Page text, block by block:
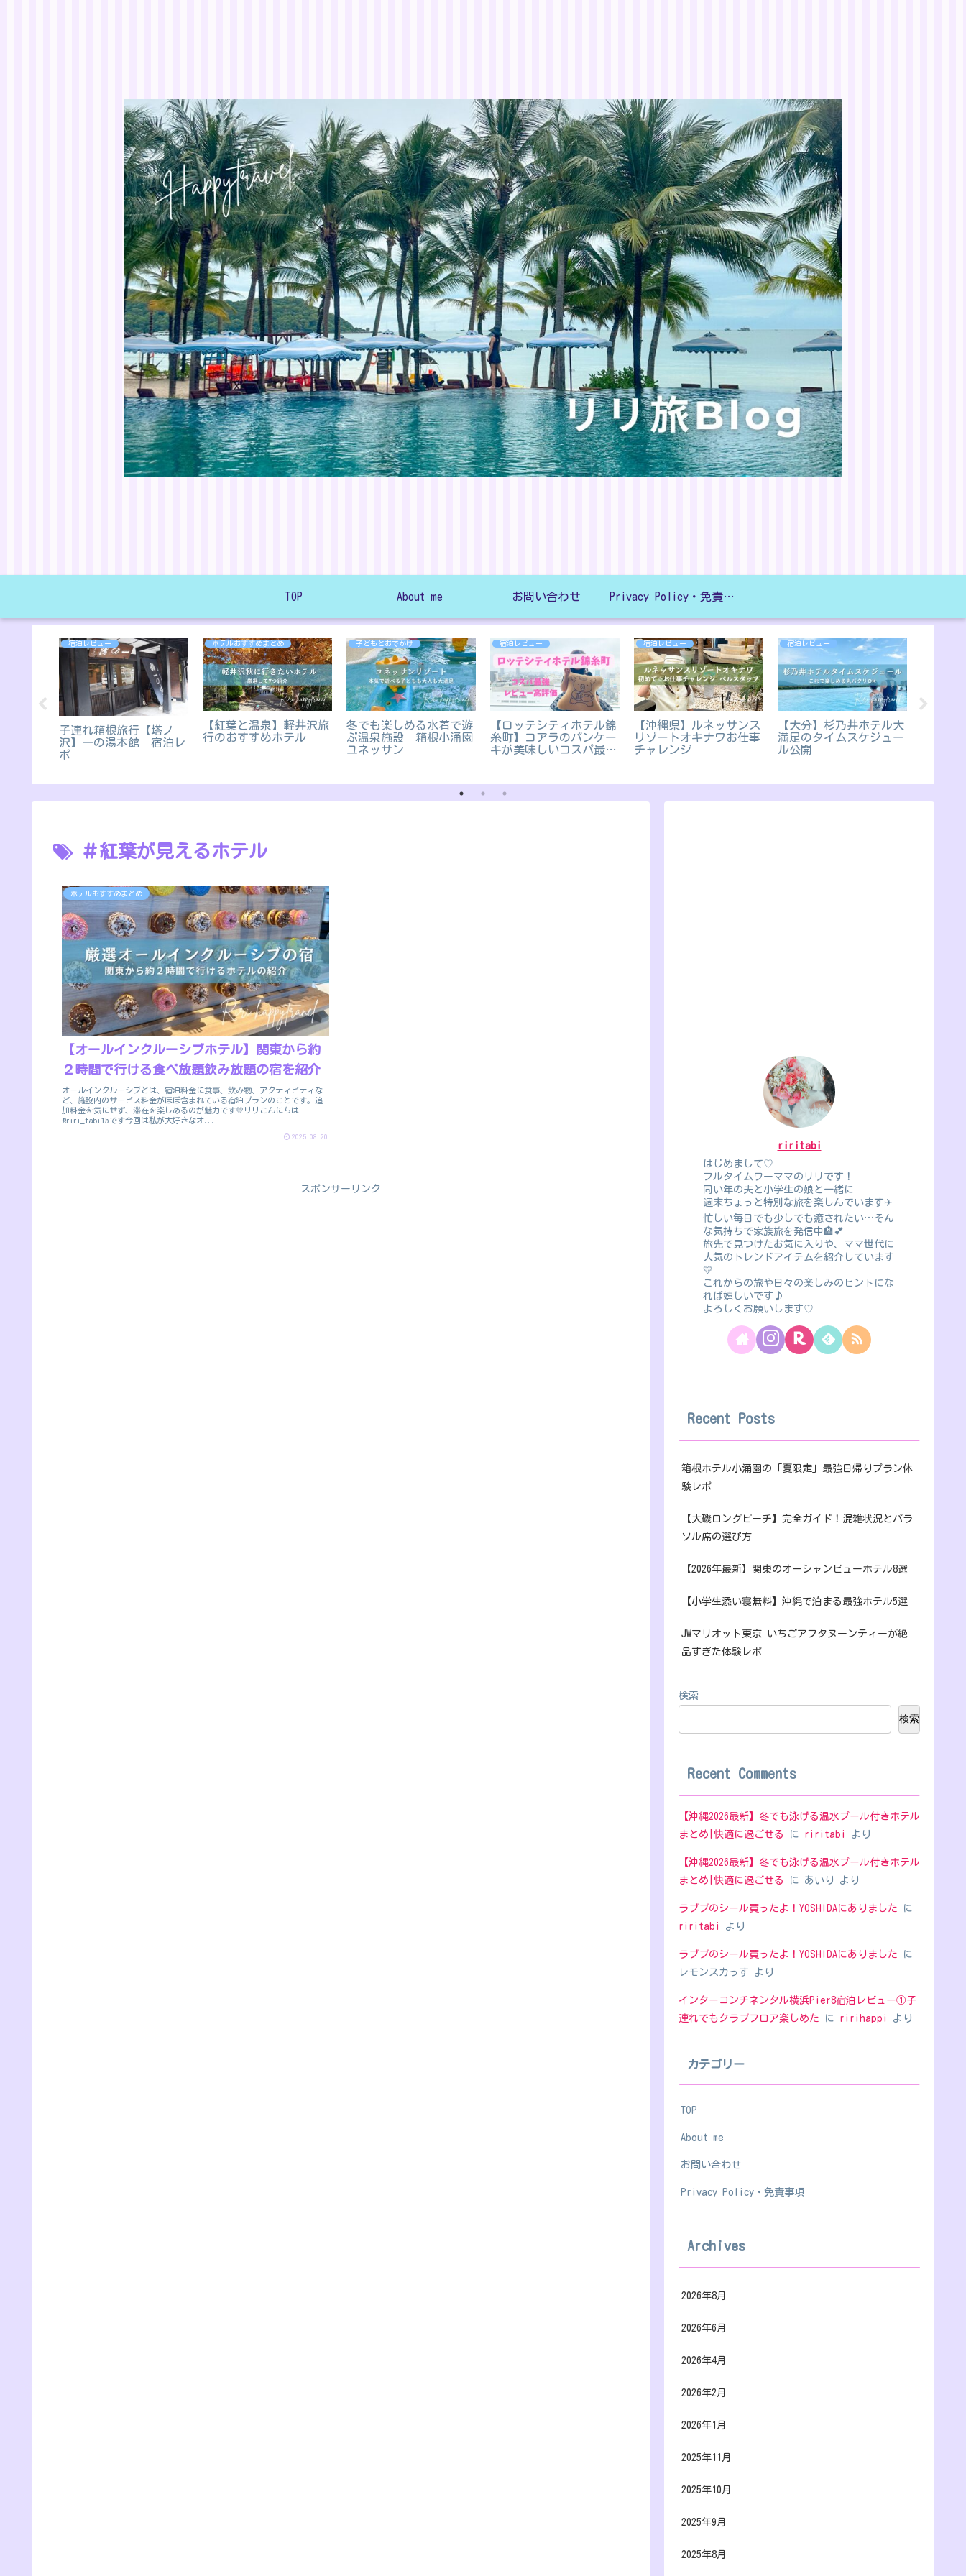
TOP About me お問い合わせ Privacy Policy・免責事項
宿泊レビュー
子連れ箱根旅行【塔ノ
沢】一の湯本館 宿泊レ
ポ
ホテルおすすめまとめ
【紅葉と温泉】軽井沢旅
行のおすすめホテル
子どもとおでかけ
冬でも楽しめる水着で遊
ぶ温泉施設 箱根小涌園
ユネッサン
宿泊レビュー
【ロッテシティホテル錦
糸町】コアラのパンケー
キが美味しいコスパ最強
宿泊レビュー
【沖縄県】ルネッサンス
リゾートオキナワお仕事
チャレンジ
宿泊レビュー
【大分】杉乃井ホテル大
満足のタイムスケジュー
ル公開
＃紅葉が見えるホテル
ホテルおすすめまとめ
【オールインクルーシブホテル】関東から約
２時間で行ける食べ放題飲み放題の宿を紹介
オールインクルーシブとは、宿泊料金に食事、飲み物、アクティビティな
ど、施設内のサービス料金がほぼ含まれている宿泊プランのことです。追
加料金を気にせず、滞在を楽しめるのが魅力です💛リリこんにちは
@riri_tabi15です今回は私が大好きなオ...
2025.08.20
スポンサーリンク
riritabi
はじめまして♡
フルタイムワーママのリリです！
同い年の夫と小学生の娘と一緒に
週末ちょっと特別な旅を楽しんでいます✈
忙しい毎日でも少しでも癒されたい…そん
な気持ちで家族旅を発信中🏨💕
旅先で見つけたお気に入りや、ママ世代に
人気のトレンドアイテムを紹介しています
💛
これからの旅や日々の楽しみのヒントにな
れば嬉しいです♪
よろしくお願いします♡
Recent Posts
箱根ホテル小涌園の「夏限定」最強日帰りプラン体
験レポ
【大磯ロングビーチ】完全ガイド！混雑状況とパラ
ソル席の選び方
【2026年最新】関東のオーシャンビューホテル8選
【小学生添い寝無料】沖縄で泊まる最強ホテル5選
JWマリオット東京 いちごアフタヌーンティーが絶
品すぎた体験レポ
検索
検索
Recent Comments
【沖縄2026最新】冬でも泳げる温水プール付きホテル
まとめ|快適に過ごせる
に riritabi より
【沖縄2026最新】冬でも泳げる温水プール付きホテル
まとめ|快適に過ごせる
に あいり より
ラブブのシール買ったよ！YOSHIDAにありました に
riritabi
より
ラブブのシール買ったよ！YOSHIDAにありました に
レモンスカっす より
インターコンチネンタル横浜Pier8宿泊レビュー①子
連れでもクラブフロア楽しめた に ririhappi より
カテゴリー
TOP
About me
お問い合わせ
Privacy Policy・免責事項
Archives
2026年8月
2026年6月
2026年4月
2026年2月
2026年1月
2025年11月
2025年10月
2025年9月
2025年8月